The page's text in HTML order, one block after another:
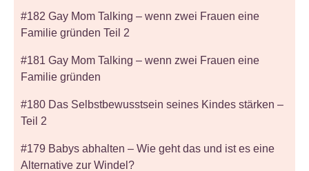
#182 Gay Mom Talking – wenn zwei Frauen eine
Familie gründen Teil 2
#181 Gay Mom Talking – wenn zwei Frauen eine
Familie gründen
#180 Das Selbstbewusstsein seines Kindes stärken –
Teil 2
#179 Babys abhalten – Wie geht das und ist es eine
Alternative zur Windel?